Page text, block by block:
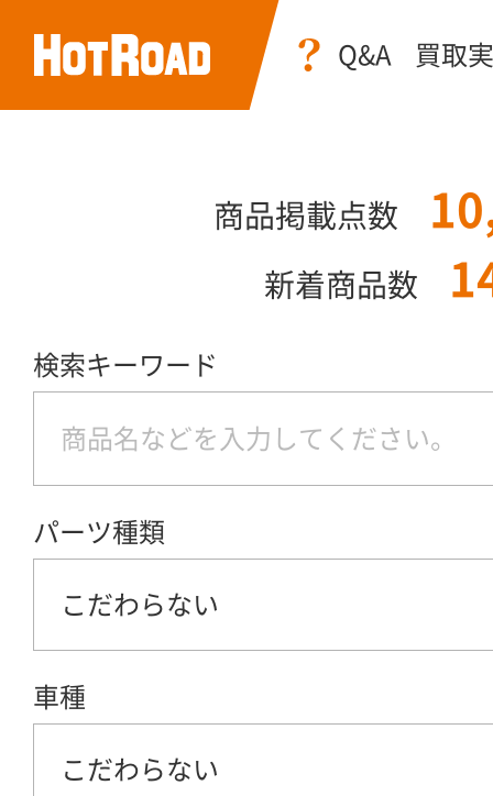
Q&A 買取
商品掲載点数
新着商品数
検索キーワード
パーツ種類
こだわらない
車種
こだわらない